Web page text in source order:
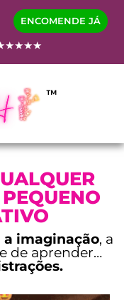
ENCOMENDE JÁ
★★★★★
a imaginação, a
de aprender…